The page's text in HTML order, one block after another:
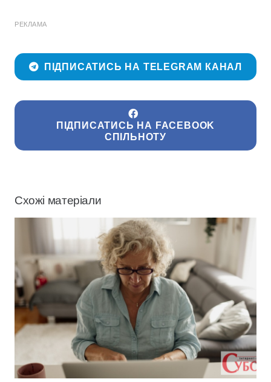
РЕКЛАМА
ПІДПИСАТИСЬ НА TELEGRAM КАНАЛ
ПІДПИСАТИСЬ НА FACEBOOK
СПІЛЬНОТУ
Схожі матеріали